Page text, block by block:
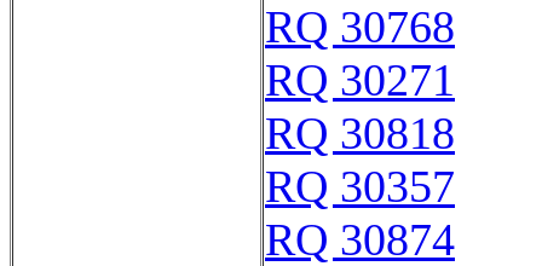
RQ 30768
RQ 30271
RQ 30818
RQ 30357
RQ 30874